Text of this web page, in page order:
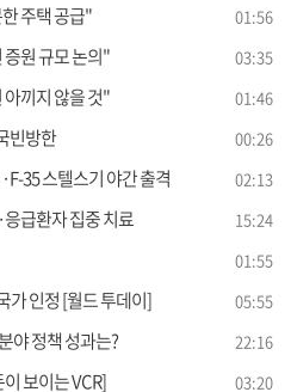
주택 공급" 01:56
원 규모 논의" 03:35
끼지 않을 것" 01:46
빈방한 00:26
35 스텔스기 야간 출격 02:13
급환자 집중 치료 15:24
01:55
가 인정 [월드 투데이] 05:55
야 정책 성과는? 22:16
보이는 VCR] 03:20